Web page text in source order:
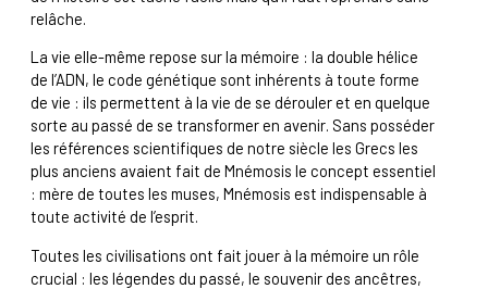
relâche.
La vie elle-même repose sur la mémoire : la double hélice
de l’ADN, le code génétique sont inhérents à toute forme
de vie : ils permettent à la vie de se dérouler et en quelque
sorte au passé de se transformer en avenir. Sans posséder
les références scientifiques de notre siècle les Grecs les
plus anciens avaient fait de Mnémosis le concept essentiel
: mère de toutes les muses, Mnémosis est indispensable à
toute activité de l’esprit.
Toutes les civilisations ont fait jouer à la mémoire un rôle
crucial : les légendes du passé, le souvenir des ancêtres,